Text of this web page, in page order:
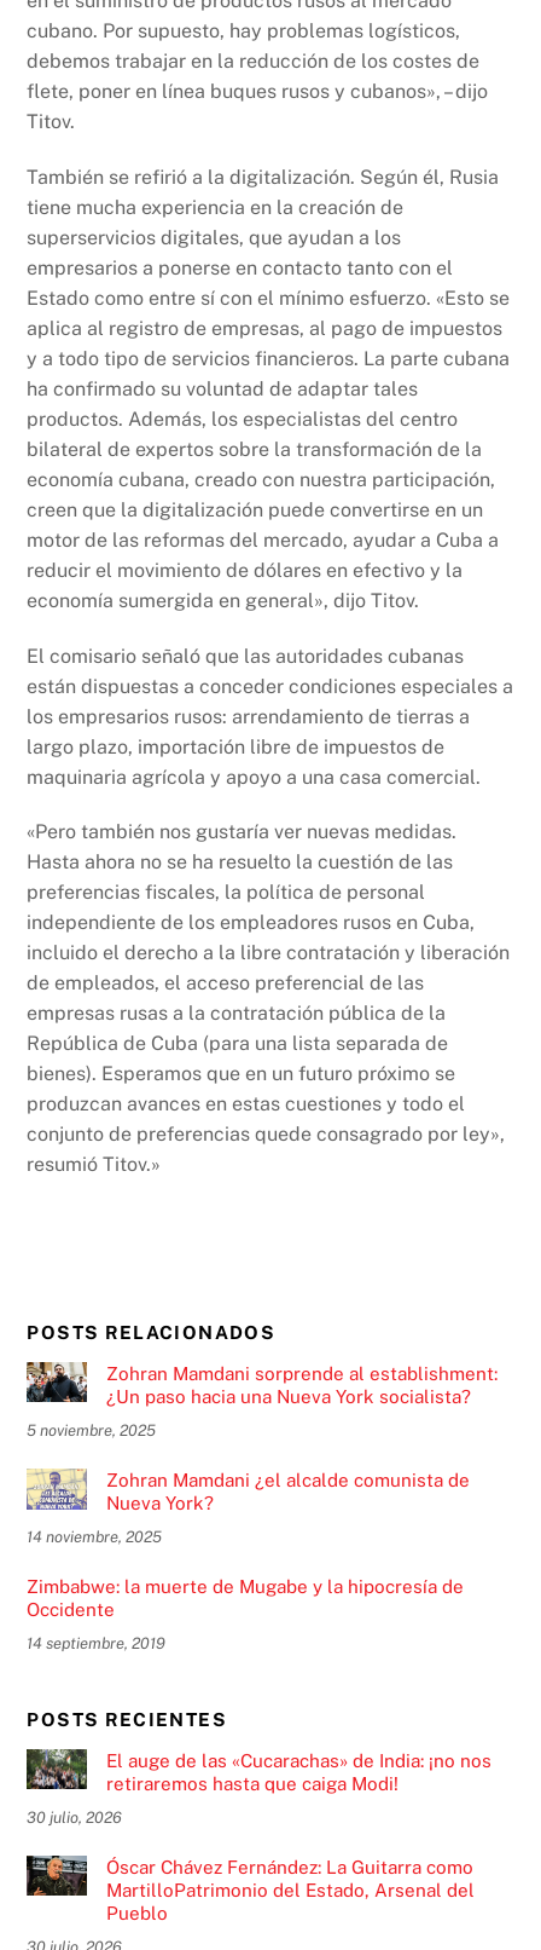
cubano. Por supuesto, hay problemas logísticos,
debemos trabajar en la reducción de los costes de
flete, poner en línea buques rusos y cubanos», – dijo
Titov.
También se refirió a la digitalización. Según él, Rusia
tiene mucha experiencia en la creación de
superservicios digitales, que ayudan a los
empresarios a ponerse en contacto tanto con el
Estado como entre sí con el mínimo esfuerzo. «Esto se
aplica al registro de empresas, al pago de impuestos
y a todo tipo de servicios financieros. La parte cubana
ha confirmado su voluntad de adaptar tales
productos. Además, los especialistas del centro
bilateral de expertos sobre la transformación de la
economía cubana, creado con nuestra participación,
creen que la digitalización puede convertirse en un
motor de las reformas del mercado, ayudar a Cuba a
reducir el movimiento de dólares en efectivo y la
economía sumergida en general», dijo Titov.
El comisario señaló que las autoridades cubanas
están dispuestas a conceder condiciones especiales a
los empresarios rusos: arrendamiento de tierras a
largo plazo, importación libre de impuestos de
maquinaria agrícola y apoyo a una casa comercial.
«Pero también nos gustaría ver nuevas medidas.
Hasta ahora no se ha resuelto la cuestión de las
preferencias fiscales, la política de personal
independiente de los empleadores rusos en Cuba,
incluido el derecho a la libre contratación y liberación
de empleados, el acceso preferencial de las
empresas rusas a la contratación pública de la
República de Cuba (para una lista separada de
bienes). Esperamos que en un futuro próximo se
produzcan avances en estas cuestiones y todo el
conjunto de preferencias quede consagrado por ley»,
resumió Titov.»
POSTS RELACIONADOS
Zohran Mamdani sorprende al establishment:
¿Un paso hacia una Nueva York socialista?
5 noviembre, 2025
Zohran Mamdani ¿el alcalde comunista de
Nueva York?
14 noviembre, 2025
Zimbabwe: la muerte de Mugabe y la hipocresía de
Occidente
14 septiembre, 2019
POSTS RECIENTES
El auge de las «Cucarachas» de India: ¡no nos
retiraremos hasta que caiga Modi!
30 julio, 2026
Óscar Chávez Fernández: La Guitarra como
MartilloPatrimonio del Estado, Arsenal del
Pueblo